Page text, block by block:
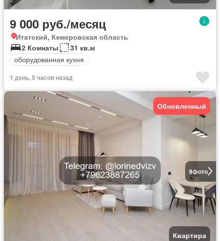
9 000 руб./месяц
Итатский, Кемеровская область
2 Комнаты
31 кв.м
оборудованная кухня
1 день, 5 часов назад
9фото
Обновленный
Квартира